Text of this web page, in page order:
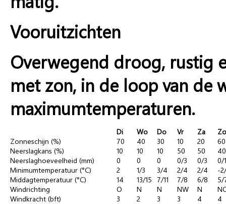
Vooruitzichten
Overwegend droog, rustig
met zon, in de loop van de
maximumtemperaturen.
Di Wo Do Vr Za
Zo
Zonneschijn (%)
70 40 30 10 20
60
Neerslagkans (%)
10 10 10 50 50
40
Neerslaghoeveelheid (mm)
0 0 0 0/3 0/3
0/1
Minimumtemperatuur (°C)
2 1/3 3/4 2/4 2/4
-
Middagtemperatuur (°C)
14 13/15 7/11 7/8 6/8
5/
Windrichting
O N N NW N
Windkracht (bft)
3 2 3 3 4 4